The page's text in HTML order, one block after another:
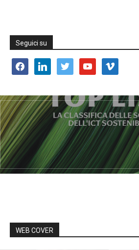
Seguici su
facebooklinkedin twitter youtube vimeo
WEB COVER